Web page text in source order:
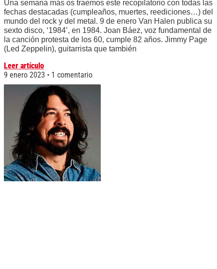
Una semana más os traemos este recopilatorio con todas las
fechas destacadas (cumpleaños, muertes, reediciones…) del
mundo del rock y del metal. 9 de enero Van Halen publica su
sexto disco, ‘1984’, en 1984. Joan Báez, voz fundamental de
la canción protesta de los 60, cumple 82 años. Jimmy Page
(Led Zeppelin), guitarrista que también
Leer artículo
9 enero 2023
1 comentario